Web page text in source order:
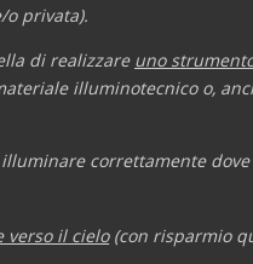
o privata).
di realizzare uno
illuminotecnico o,
correttamente
verso il cielo(con risparmio